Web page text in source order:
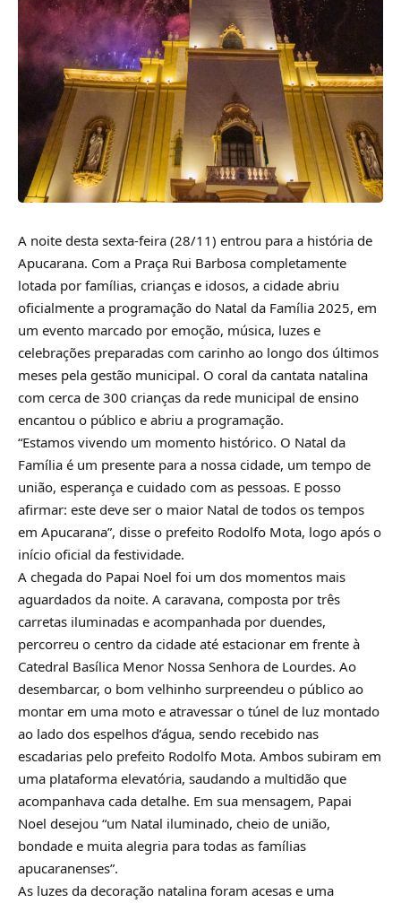
A noite desta sexta-feira (28/11) entrou para a história de
Apucarana. Com a Praça Rui Barbosa completamente
lotada por famílias, crianças e idosos, a cidade abriu
oficialmente a programação do Natal da Família 2025, em
um evento marcado por emoção, música, luzes e
celebrações preparadas com carinho ao longo dos últimos
meses pela gestão municipal. O coral da cantata natalina
com cerca de 300 crianças da rede municipal de ensino
encantou o público e abriu a programação.
“Estamos vivendo um momento histórico. O Natal da
Família é um presente para a nossa cidade, um tempo de
união, esperança e cuidado com as pessoas. E posso
afirmar: este deve ser o maior Natal de todos os tempos
em Apucarana”, disse o prefeito Rodolfo Mota, logo após o
início oficial da festividade.
A chegada do Papai Noel foi um dos momentos mais
aguardados da noite. A caravana, composta por três
carretas iluminadas e acompanhada por duendes,
percorreu o centro da cidade até estacionar em frente à
Catedral Basílica Menor Nossa Senhora de Lourdes. Ao
desembarcar, o bom velhinho surpreendeu o público ao
montar em uma moto e atravessar o túnel de luz montado
ao lado dos espelhos d’água, sendo recebido nas
escadarias pelo prefeito Rodolfo Mota. Ambos subiram em
uma plataforma elevatória, saudando a multidão que
acompanhava cada detalhe. Em sua mensagem, Papai
Noel desejou “um Natal iluminado, cheio de união,
bondade e muita alegria para todas as famílias
apucaranenses”.
As luzes da decoração natalina foram acesas e uma